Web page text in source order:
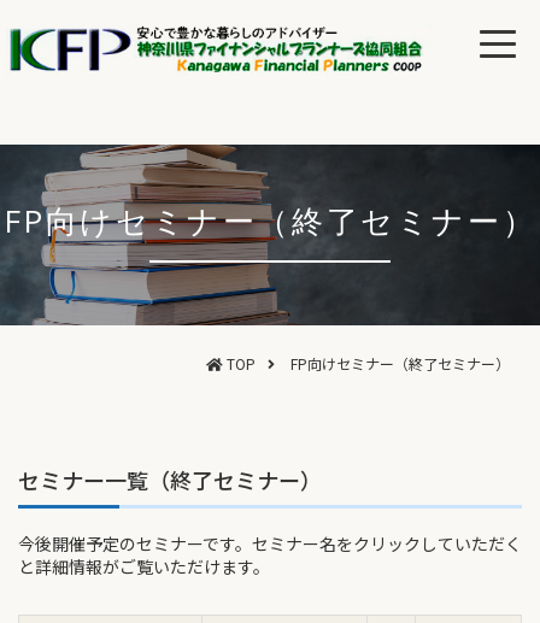
FP向けセミナー（終了セミナー）
TOP FP向けセミナー（終了セミナー）
セミナー一覧（終了セミナー）
今後開催予定のセミナーです。セミナー名をクリックしていただく
と詳細情報がご覧いただけます。